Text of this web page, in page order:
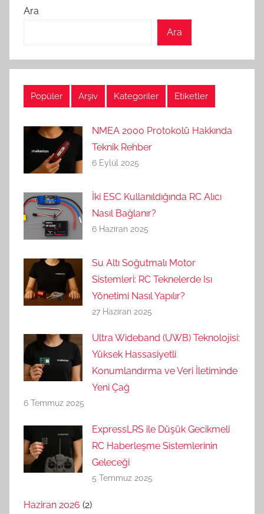
Ara
Ara
Popüler Arşiv Kategoriler Etiketler
NMEA 2000 Protokolü Hakkında
Teknik Rehber
6 Eylül 2025
İki ESC Kullanıldığında RC Alıcı
Nasıl Bağlanır?
6 Haziran 2025
Su Altı Soğutmalı Motor
Sistemleri: RC Teknelerde Isı
Yönetimi Nasıl Yapılır?
27 Haziran 2025
Ultra Wideband (UWB) Teknolojisi:
Yüksek Hassasiyetli
Konumlandırma ve Veri İletiminde
Yeni Çağ
6 Temmuz 2025
ExpressLRS ile Düşük Gecikmeli
RC Haberleşme Sistemlerinin
Geleceği
5 Temmuz 2025
Haziran 2026 (2)